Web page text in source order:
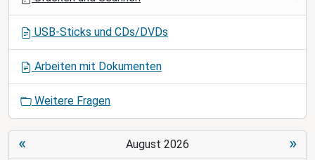
USB-Sticks und CDs/DVDs
Arbeiten mit Dokumenten
Weitere Fragen
« August 2026 »